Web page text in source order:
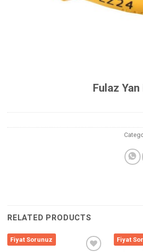
Fulaz
RELATED PRODUCTS
Fiyat Sorunuz Fiyat